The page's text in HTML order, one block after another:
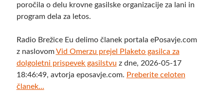
poročila o delu krovne gasilske organizacije za lani in
program dela za letos.
Radio Brežice Eu delimo članek portala ePosavje.com
z naslovomVid Omerzu prejel Plaketo gasilca za
dolgoletni prispevek gasilstvu z dne, 2026-05-17
18:46:49, avtorja eposavje.com. Preberite celoten
članek...